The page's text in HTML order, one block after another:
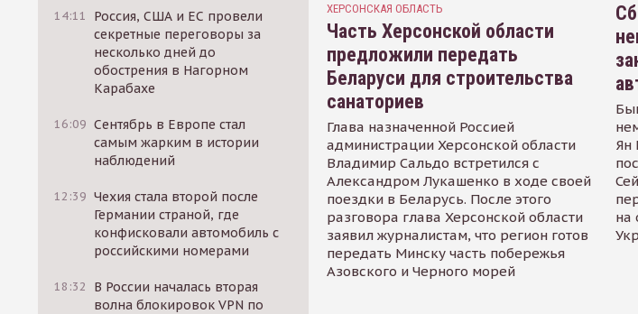
14:11
Россия, США и ЕС провели
секретные переговоры за
несколько дней до
обострения в Нагорном
Карабахе
16:09 Сентябрь в Европе стал
самым жарким в истории
наблюдений
12:39 Чехия стала второй после
Германии страной, где
конфисковали автомобиль с
российскими номерами
18:32
В России началась вторая
волна блокировок VPN по
ХЕРСОНСКАЯ ОБЛАСТЬ
Часть Херсонской области
предложили передать
Беларуси для строительства
санаториев
Глава назначенной Россией
администрации Херсонской области
Владимир Сальдо встретился с
Александром Лукашенко в ходе своей
поездки в Беларусь. После этого
разговора глава Херсонской области
заявил журналистам, что регион готов
передать Минску часть побережья
Азовского и Черного морей
Ян
на